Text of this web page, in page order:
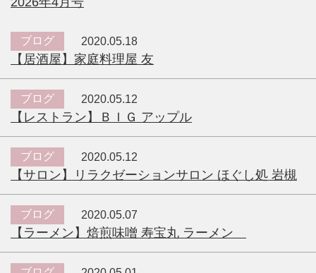
ブログ 2020.05.18
【居酒屋】家庭料理屋 友
ブログ 2020.05.12
【レストラン】ＢＩＧ アップル
ブログ 2020.05.12
【サロン】リラクゼーションサロン ほぐし処 岩槻
ブログ 2020.05.07
【ラーメン】焙煎味噌 寿宝丸 ラーメン